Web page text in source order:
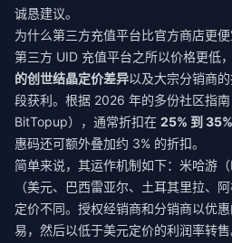
诚恳建议。
为什么第三方充值平台比官方商店更便
第三方 UID 充值平台之所以价格更低
的创世结晶定价差异以及大宗分销商
段获利。根据 2026 年的多份社区指南
BitTopup），通常折扣在 25% 到 35%
惠码还可额外叠加约 3% 的折扣。
简单来说，其运作机制如下：米哈游
（美元、巴西雷亚尔、土耳其里拉、
定价不同。授权经销商和分销商以优
易，然后以低于美元定价的利润率转